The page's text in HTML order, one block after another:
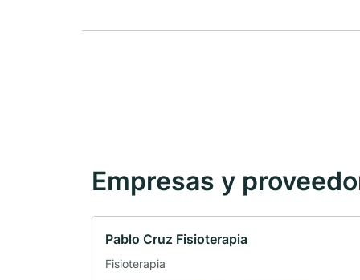
Empresas y
Pablo Cruz Fisioterapia
Fisioterapia